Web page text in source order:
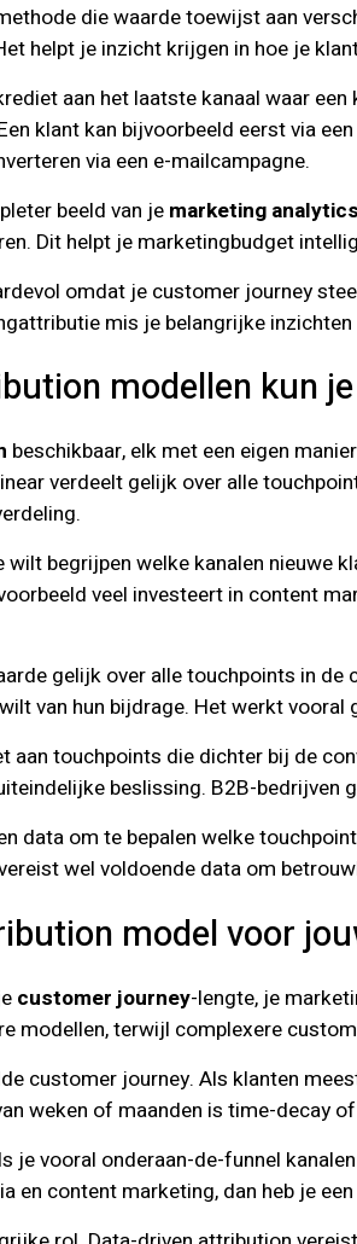
die waarde toewijst aan
helpt je inzicht krijgen in hoe je
aan het laatste kanaal waar
klant kan bijvoorbeeld eerst via
via een e-mailcampagne.
beeld van je marketing analytics
Dit helpt je marketingbudget
omdat je customer journey
mis je belangrijke
modellen kun
beschikbaar, elk met een eigen
verdeelt gelijk over alle
wilt begrijpen welke kanalen nieuwe
veel investeert in content
gelijk over alle touchpoints in
van hun bijdrage. Het werkt
aan touchpoints die dichter bij de
beslissing. B2B-
data om te bepalen welke
wel voldoende data om
model voor
customer journey-lengte, je
modellen, terwijl complexere
customer journey. Als klanten
weken of maanden is time-decay
je vooral onderaan-de-funnel
en content marketing, dan heb je